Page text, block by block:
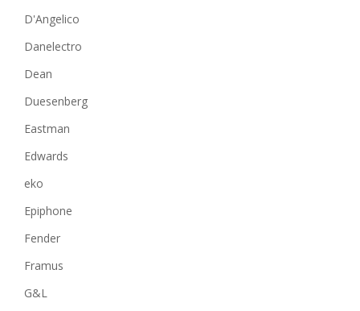
D'Angelico
Danelectro
Dean
Duesenberg
Eastman
Edwards
eko
Epiphone
Fender
Framus
G&L